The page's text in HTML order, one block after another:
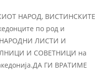
НАРОД, ВИСТИНСКИТЕ
по род и
НАРОДНИ ЛИСТИ И
И СОВЕТНИЦИ на
ГИ ВРАТИМЕ